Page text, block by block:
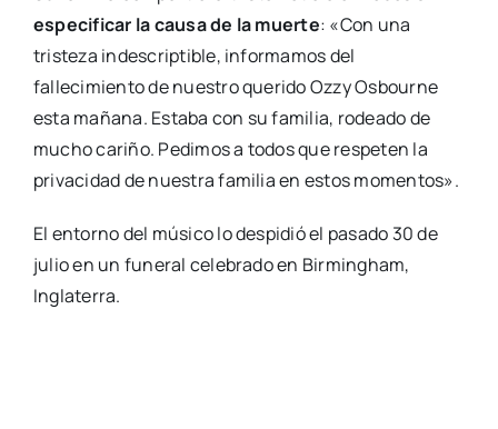
especificar la causa de la muerte: «Con una
tristeza indescriptible, informamos del
fallecimiento de nuestro querido Ozzy Osbourne
esta mañana. Estaba con su familia, rodeado de
mucho cariño. Pedimos a todos que respeten la
privacidad de nuestra familia en estos momentos».
El entorno del músico lo despidió el pasado 30 de
julio en un funeral celebrado en Birmingham,
Inglaterra.